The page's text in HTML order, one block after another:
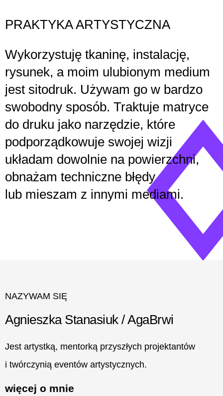
PRAKTYKA ARTYSTYCZNA
Wykorzystuję tkaninę, instalację,
rysunek, a moim ulubionym medium
jest sitodruk. Używam go w bardzo
swobodny sposób. Traktuje matryce
do druku jako narzędzie, które
podporządkowuje swojej wizji
układam dowolnie na powierzchni,
obnażam techniczne błędy
lub mieszam z innymi mediami.
NAZYWAM SIĘ
Agnieszka Stanasiuk / AgaBrwi
Jest artystką, mentorką przyszłych projektantów
i twórczynią eventów artystycznych.
więcej o mnie